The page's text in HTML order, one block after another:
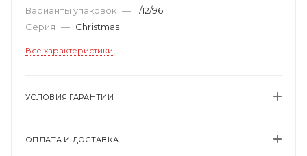
Варианты упаковок — 1/12/96
Серия — Christmas
Все характеристики
УСЛОВИЯ ГАРАНТИИ
ОПЛАТА И ДОСТАВКА